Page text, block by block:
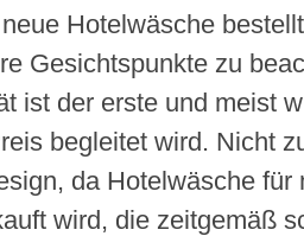
Hotelwäsche
Gesichtspunkte zu
ist der erste und meist
begleitet wird. Nicht
da Hotelwäsche für
wird, die zeitgemäß